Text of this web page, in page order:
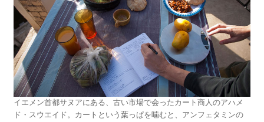
イエメン首都サヌアにある、古い市場で会ったカート商人のアハメ
ド・スウエイド。カートという葉っぱを噛むと、アンフェタミンの